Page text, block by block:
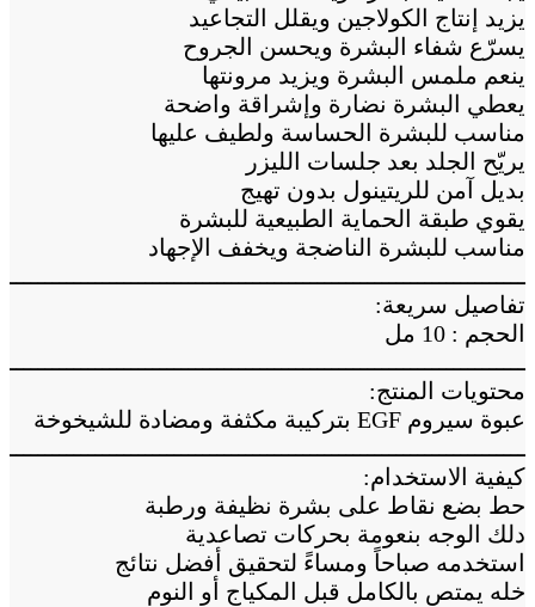
يزيد إنتاج الكولاجين ويقلل التجاعيد
يسرّع شفاء البشرة ويحسن الجروح
ينعم ملمس البشرة ويزيد مرونتها
يعطي البشرة نضارة وإشراقة واضحة
مناسب للبشرة الحساسة ولطيف عليها
يريّح الجلد بعد جلسات الليزر
بديل آمن للريتينول بدون تهيج
يقوي طبقة الحماية الطبيعية للبشرة
مناسب للبشرة الناضجة ويخفف الإجهاد
تفاصيل سريعة:
الحجم : 10 مل
محتويات المنتج:
عبوة سيروم EGF بتركيبة مكثفة ومضادة للشيخوخة
كيفية الاستخدام:
حط بضع نقاط على بشرة نظيفة ورطبة
دلك الوجه بنعومة بحركات تصاعدية
استخدمه صباحاً ومساءً لتحقيق أفضل نتائج
خله يمتص بالكامل قبل المكياج أو النوم